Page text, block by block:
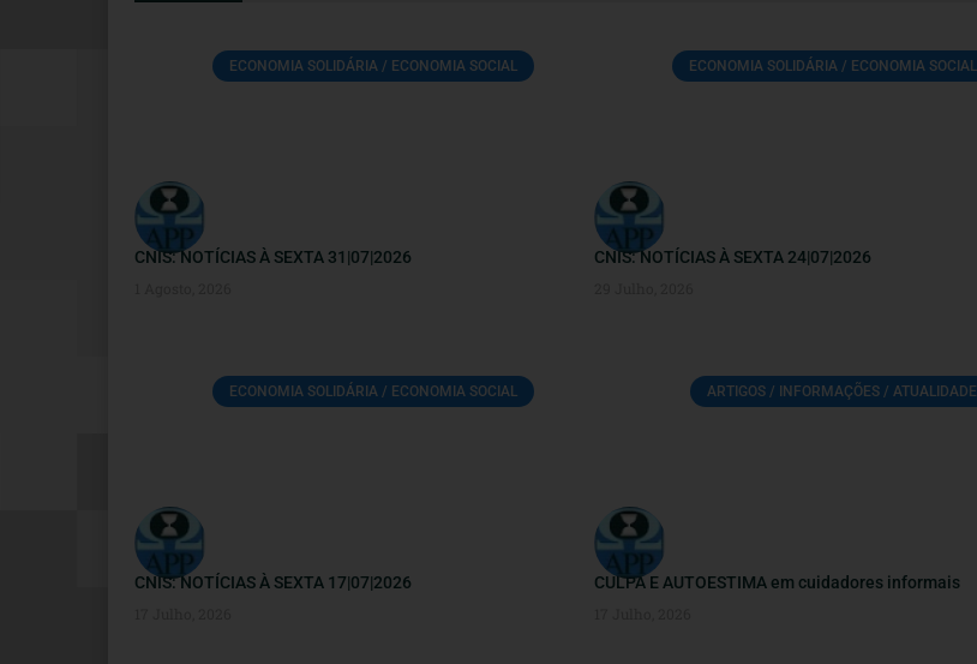
ECONOMIA SOLIDÁRIA / ECONOMIA SOCIAL
CNIS: NOTÍCIAS À SEXTA 31|07|2026
ECONOMIA SOLIDÁRIA / ECONOMIA SOCIAL
CNIS: NOTÍCIAS À SEXTA 24|07|2026
ECONOMIA SOLIDÁRIA / ECONOMIA SOCIAL
CNIS: NOTÍCIAS À SEXTA 17|07|2026
ARTIGOS / INFORMAÇÕES / ATUALIDADE
CULPA E AUTOESTIMA em cuidadores informais